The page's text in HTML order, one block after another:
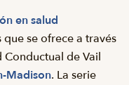
en salud
se ofrece a través
de Vail
Madison. La serie